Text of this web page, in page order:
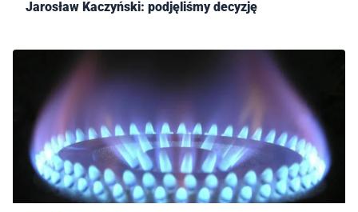
Jarosław Kaczyński: podjęliśmy decyzję